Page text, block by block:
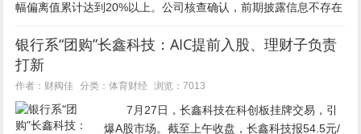
幅偏离值累计达到20%以上。公司核查确认，前期披露信息不存在
银行系“团购”长鑫科技：AIC提前入股、理财子负责
打新
作者：财阀佳 分类：体育财经 浏览：7013
7月27日，长鑫科技在科创板挂牌交易，引
爆A股市场。截至上午收盘，长鑫科技报54.5元/